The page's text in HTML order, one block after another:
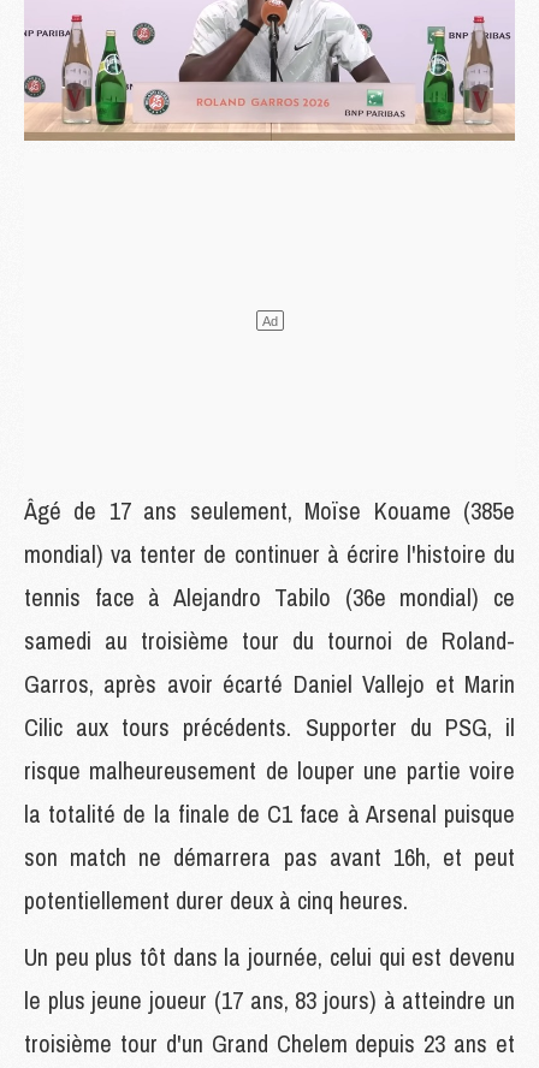
Âgé de 17 ans seulement, Moïse Kouame (385e
mondial) va tenter de continuer à écrire l'histoire du
tennis face à Alejandro Tabilo (36e mondial) ce
samedi au troisième tour du tournoi de Roland-
Garros, après avoir écarté Daniel Vallejo et Marin
Cilic aux tours précédents. Supporter du PSG, il
risque malheureusement de louper une partie voire
la totalité de la finale de C1 face à Arsenal puisque
son match ne démarrera pas avant 16h, et peut
potentiellement durer deux à cinq heures.
Un peu plus tôt dans la journée, celui qui est devenu
le plus jeune joueur (17 ans, 83 jours) à atteindre un
troisième tour d'un Grand Chelem depuis 23 ans et